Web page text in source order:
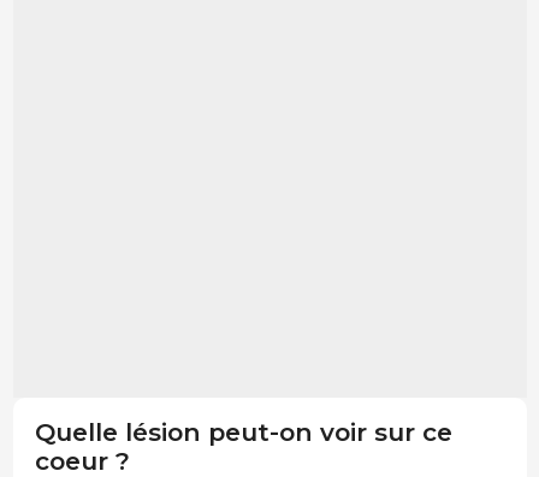
Quelle lésion peut-on voir sur ce
coeur ?